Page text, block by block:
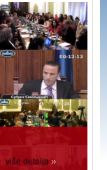
više detalja